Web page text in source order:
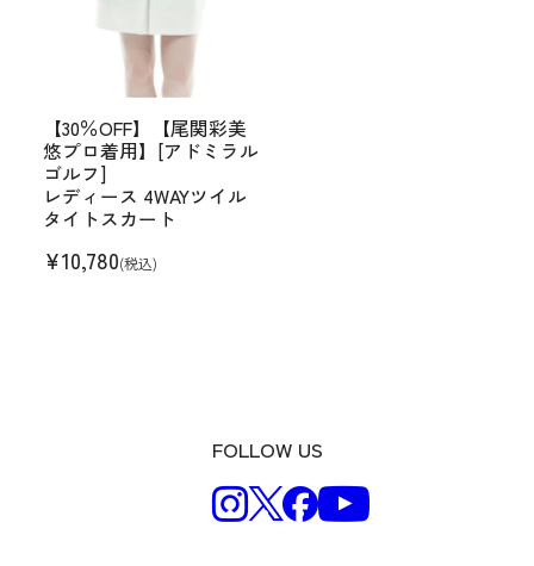
【30％OFF】【尾関彩美
悠プロ着用】[アドミラル
ゴルフ]
レディース 4WAYツイル
タイトスカート
¥10,780(税込)
FOLLOW US